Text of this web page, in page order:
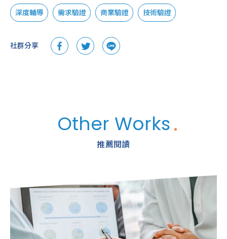
深度輔導 需求驗證 商業驗證 技術驗證
社群分享
Other Works
推薦閱讀